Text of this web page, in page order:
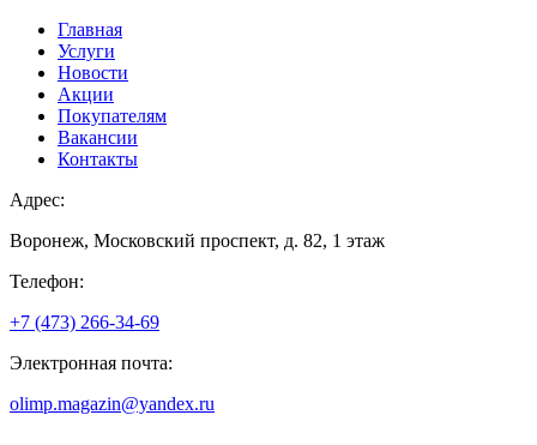
Главная
Услуги
Новости
Акции
Покупателям
Вакансии
Контакты
Адрес:
Воронеж, Московский проспект, д. 82, 1 этаж
Телефон:
+7 (473) 266-34-69
Электронная почта:
olimp.magazin@yandex.ru